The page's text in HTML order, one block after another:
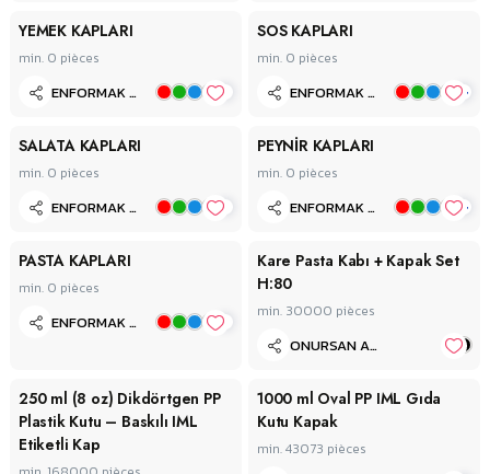
YEMEK KAPLARI
min. 0 pièces
ENFORMAK VAKUM AMBALAJ +
SOS KAPLARI
min. 0 pièces
ENFORMAK VAKUM AMBALAJ +
SALATA KAPLARI
min. 0 pièces
ENFORMAK VAKUM AMBALAJ +
PEYNİR KAPLARI
min. 0 pièces
ENFORMAK VAKUM AMBALAJ +
PASTA KAPLARI
min. 0 pièces
ENFORMAK VAKUM AMBALAJ +
Kare Pasta Kabı + Kapak Set
H:80
min. 30000 pièces
ONURSAN AMBALAJ SAN.VE TİC. LTD.ŞTİ.
250 ml (8 oz) Dikdörtgen PP
Plastik Kutu – Baskılı IML
Etiketli Kap
1000 ml Oval PP IML Gıda
Kutu Kapak
min. 43073 pièces